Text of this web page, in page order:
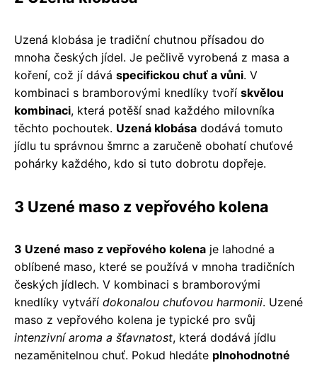
Uzená klobása je tradiční chutnou přísadou do
mnoha českých jídel. Je pečlivě vyrobená z masa a
koření, což jí dává specifickou chuť a vůni. V
kombinaci s bramborovými knedlíky tvoří skvělou
kombinaci, která potěší snad každého milovníka
těchto pochoutek. Uzená klobása dodává tomuto
jídlu tu správnou šmrnc a zaručeně obohatí chuťové
pohárky každého, kdo si tuto dobrotu dopřeje.
3 Uzené maso z vepřového kolena
3 Uzené maso z vepřového kolena je lahodné a
oblíbené maso, které se používá v mnoha tradičních
českých jídlech. V kombinaci s bramborovými
knedlíky vytváří dokonalou chuťovou harmonii. Uzené
maso z vepřového kolena je typické pro svůj
intenzivní aroma a šťavnatost, která dodává jídlu
nezaměnitelnou chuť. Pokud hledáte plnohodnotné